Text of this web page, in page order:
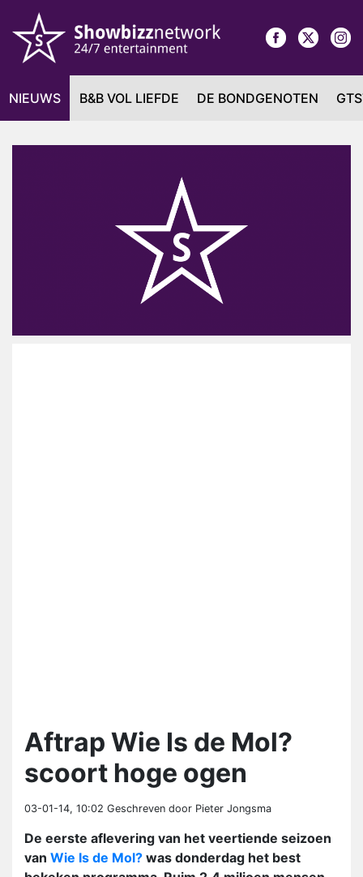
NIEUWS B&B VOL LIEFDE DE BONDGENOTEN
Aftrap Wie Is de Mol?
scoort hoge ogen
03-01-14, 10:02 Geschreven door Pieter Jongsma
De eerste aflevering van het veertiende seizoen
van Wie Is de Mol? was donderdag het best